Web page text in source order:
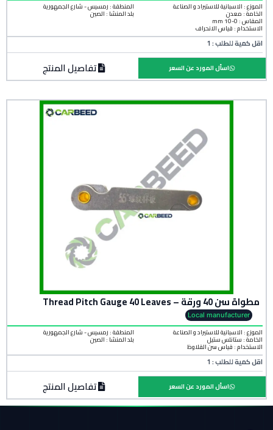
الموزع : الاسبانية للاستيراد و الصناعة
الخامة : معدن
المنطقة : رمسيس - شارع الجمهورية
بلد المنشأ : الصين
المقاس : 0-10 mm
الاستخدام : قياس الانحراف
اقل كمية للطلب : 1
تفاصيل المنتج اسأل المورد عن السعر
مطواة سن 40 ورقة – Thread Pitch Gauge 40 Leaves
Local manufacturer
الموزع : الاسبانية للاستيراد و الصناعة
الخامة : ستانلس ستيل
المنطقة : رمسيس - شارع الجمهورية
بلد المنشأ :الصين
الاستخدام : قياس سن القلاوظ
اقل كمية للطلب : 1
تفاصيل المنتج اسأل المورد عن السعر